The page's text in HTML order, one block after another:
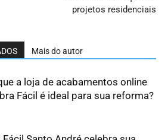
projetos residenciais
Mais do autor
a loja de acabamentos online
Fácil é ideal para sua reforma?